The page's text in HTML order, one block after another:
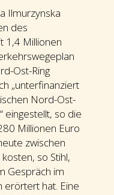
Ilmurzynska
des
1,4 Millionen
Ost-Ring
„unterfinanziert
Nord-Ost-
eingestellt, so die
Millionen Euro
zwischen
so Stihl,
Gespräch im
erörtert hat. Eine